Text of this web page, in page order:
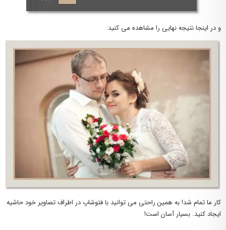
و در اینجا نتیجه نهایی را مشاهده می کنید:
کار ما تمام شد! به همین راحتی می توانید با فتوشاپ در اطراف تصاویر خود حاشیه
ایجاد کنید. بسیار آسان است!